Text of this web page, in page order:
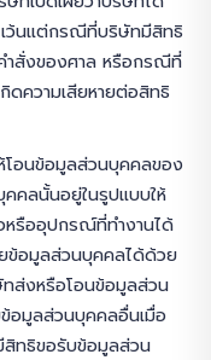
ว้นแต่กรณีที่บริษัทมีสิทธิ
ำสั่งของศาล หรือกรณีที่
ดความเสียหายต่อสิทธิ
โอนข้อมูลส่วนบุคคลของ
คลนั้นอยู่ในรูปแบบให้
หรืออุปกรณ์ที่ทำงานได้
ข้อมูลส่วนบุคคลได้ด้วย
ส่งหรือโอนข้อมูลส่วน
อมูลส่วนบุคคลอื่นเมื่อ
สิทธิขอรับข้อมูลส่วน